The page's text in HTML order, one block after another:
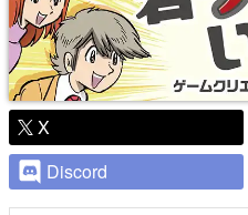
X
Discord
ピックアップ